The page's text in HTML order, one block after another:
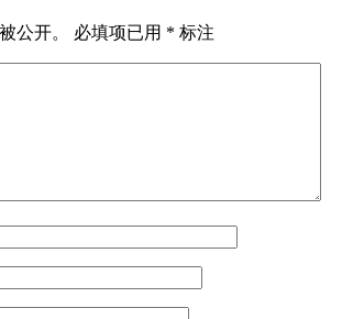
公开。 必填项已用 * 标注